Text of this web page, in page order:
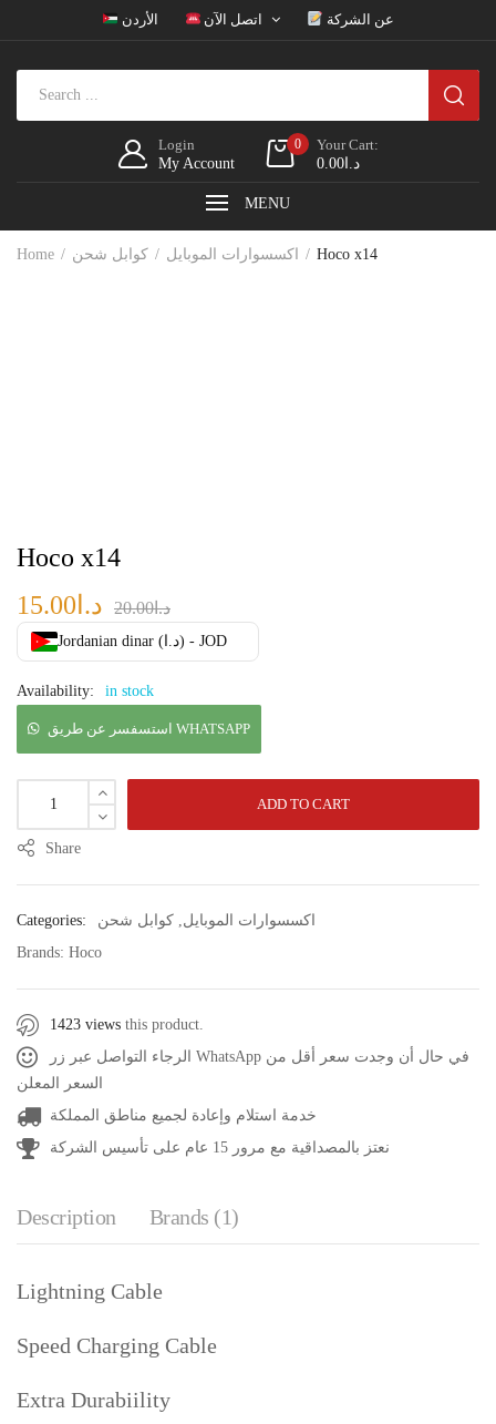
الأردن اتصل الآن عن الشركة
Login
My Account
0
Your Cart:
د.ا0.00
MENU
Home اكسسوارات الموبايل كوابل شحن Hoco x14
Hoco x14
د.ا20.00 د.ا 15.00
Jordanian dinar (د.ا) - JOD
Availability: in stock
استسفسر عن طريق WHATSAPP
ADD TO CART
Share
Categories: اكسسوارات الموبايل, كوابل شحن
Brands: Hoco
1423 views this product.
الرجاء التواصل عبر زر WhatsApp في حال أن وجدت سعر أقل من
السعر المعلن
خدمة استلام وإعادة لجميع مناطق المملكة
نعتز بالمصداقية مع مرور 15 عام على تأسيس الشركة
Description Brands (1)
Lightning Cable
Speed Charging Cable
Extra Durabiility